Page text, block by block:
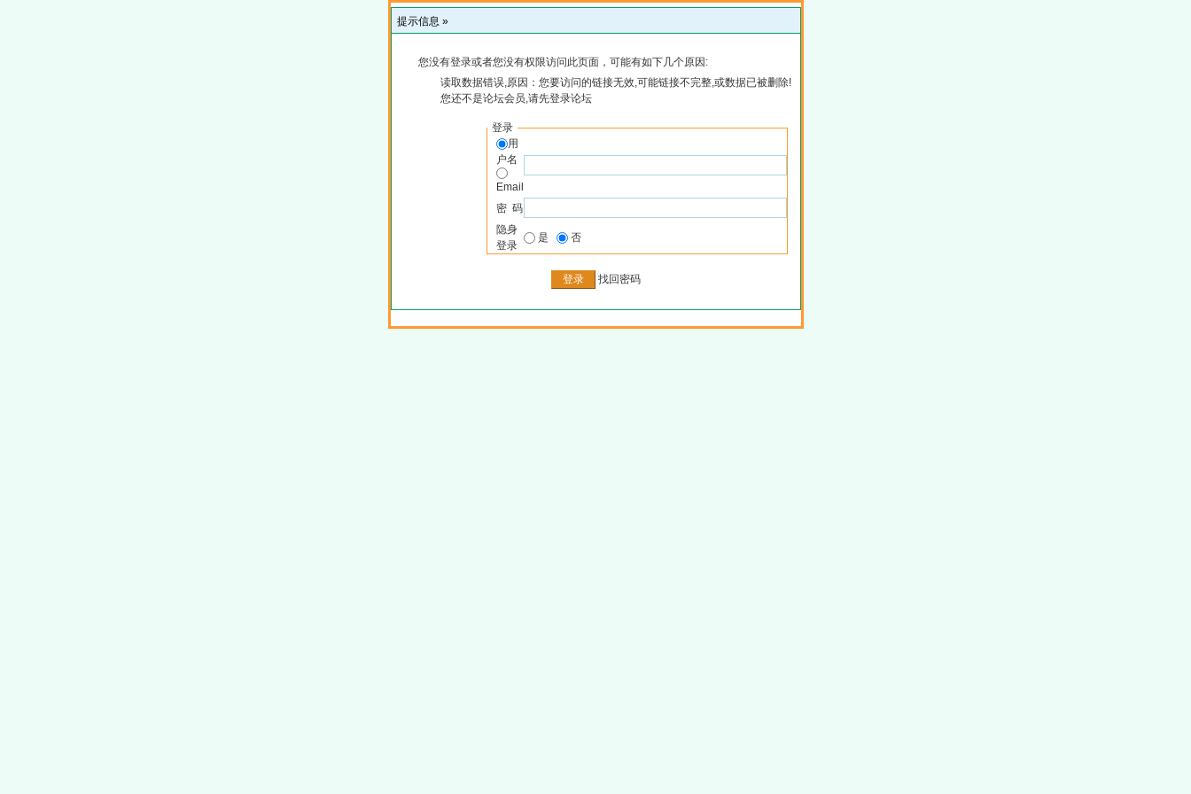
提示信息 »
您没有登录或者您没有权限访问此页面，可能有如下几个原因:
读取数据错误,原因：您要访问的链接无效,可能链接不完整,或数据已被删除!
您还不是论坛会员,请先登录论坛
登录
用
户名
Email
密 码
隐身
登录
是 否
找回密码